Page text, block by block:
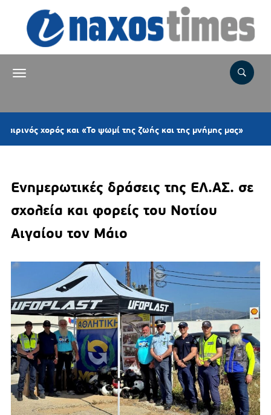
και «Το ψωμί της ζωής και της μνήμης μας» 3 ώρες
Ενημερωτικές δράσεις της ΕΛ.ΑΣ. σε
σχολεία και φορείς του Νοτίου
Αιγαίου τον Μάιο